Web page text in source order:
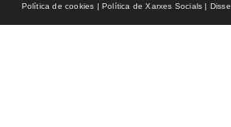
Política de cookies | Política de Xarxes Socials |